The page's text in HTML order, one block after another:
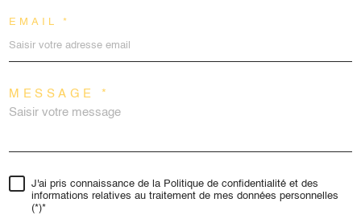
EMAIL *
MESSAGE *
J'ai pris connaissance de la Politique de confidentialité et des
informations relatives au traitement de mes données personnelles
(*)*